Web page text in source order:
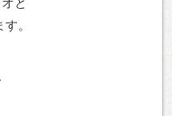
と
。